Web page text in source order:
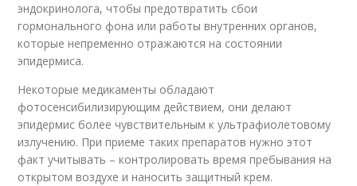
эндокринолога, чтобы предотвратить сбои
гормонального фона или работы внутренних органов,
которые непременно отражаются на состоянии
эпидермиса.
Некоторые медикаменты обладают
фотосенсибилизирующим действием, они делают
эпидермис более чувствительным к ультрафиолетовому
излучению. При приеме таких препаратов нужно этот
факт учитывать – контролировать время пребывания на
открытом воздухе и наносить защитный крем.